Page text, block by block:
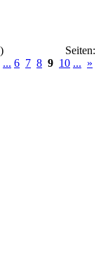
Seiten:
... 6 7 8 9 10 ... »